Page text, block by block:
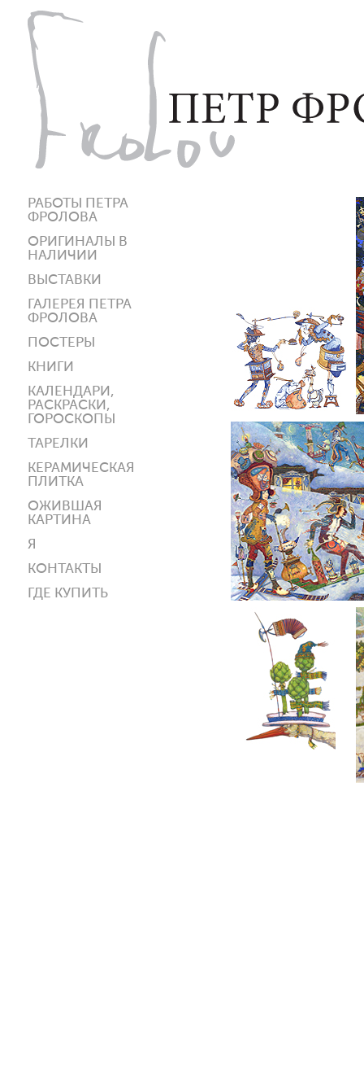
РАБОТЫ ПЕТРА
ФРОЛОВА
ОРИГИНАЛЫ В
НАЛИЧИИ
ВЫСТАВКИ
ГАЛЕРЕЯ ПЕТРА
ФРОЛОВА
ПОСТЕРЫ
КНИГИ
КАЛЕНДАРИ,
РАСКРАСКИ,
ГОРОСКОПЫ
ТАРЕЛКИ
КЕРАМИЧЕСКАЯ
ПЛИТКА
ОЖИВШАЯ
КАРТИНА
Я
КОНТАКТЫ
ГДЕ КУПИТЬ